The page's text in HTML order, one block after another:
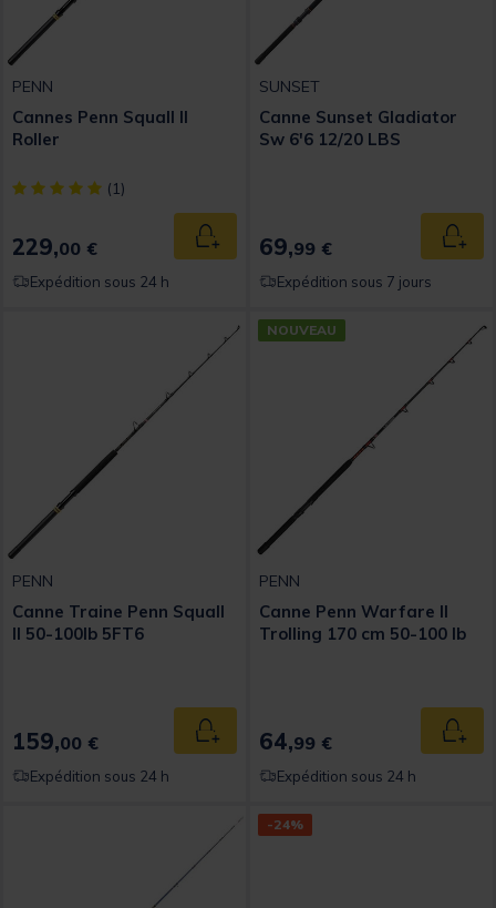
PENN
Cannes Penn Squall II
Roller
[object Object] out of 5 Customer Rating
(1)
229,00 € Ajouter au panier
Expédition sous 24 h
SUNSET
Canne Sunset Gladiator
Sw 6'6 12/20 LBS
69,99 €
Expédition sous 7 jours
PENN
Canne Traine Penn Squall
II 50-100lb 5FT6
159,00 € Ajouter au panier
Expédition sous 24 h
NOUVEAU
PENN
Canne Penn Warfare II
Trolling 170 cm 50-100 Ib
64,99 €
Expédition sous 24 h
-24%